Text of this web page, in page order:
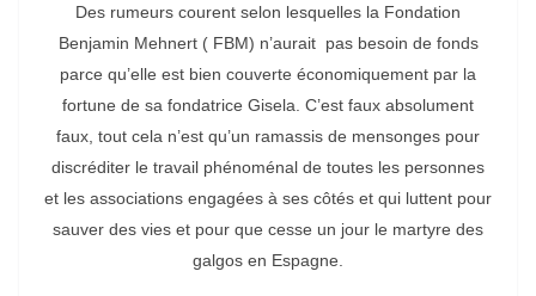
Des rumeurs courent selon lesquelles la Fondation
Benjamin Mehnert ( FBM) n’aurait pas besoin de fonds
parce qu’elle est bien couverte économiquement par la
fortune de sa fondatrice Gisela. C’est faux absolument
faux, tout cela n’est qu’un ramassis de mensonges pour
discréditer le travail phénoménal de toutes les personnes
et les associations engagées à ses côtés et qui luttent pour
sauver des vies et pour que cesse un jour le martyre des
galgos en Espagne.